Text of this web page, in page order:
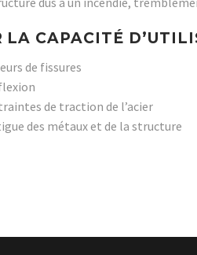
LA CAPACITÉ
de fissures
de traction de l’acier
des métaux et de la structure